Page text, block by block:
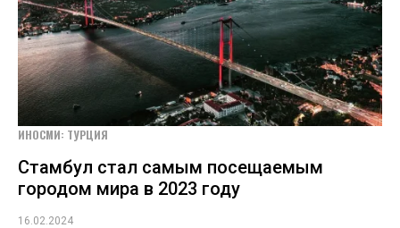
ИНОСМИ: ТУРЦИЯ
Стамбул стал самым посещаемым
городом мира в 2023 году
16.02.2024